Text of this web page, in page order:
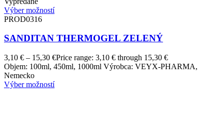
Výber možností
PROD0316
SANDITAN THERMOGEL ZELENÝ
3,10 € – 15,30 €Price range: 3,10 € through 15,30 €
Objem: 100ml, 450ml, 1000ml Výrobca: VEYX-PHARMA,
Nemecko
Výber možností